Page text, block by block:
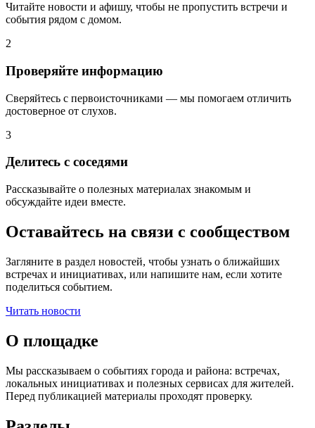
Читайте новости и афишу, чтобы не пропустить встречи и
события рядом с домом.
2
Проверяйте информацию
Сверяйтесь с первоисточниками — мы помогаем отличить
достоверное от слухов.
3
Делитесь с соседями
Рассказывайте о полезных материалах знакомым и
обсуждайте идеи вместе.
Оставайтесь на связи с сообществом
Загляните в раздел новостей, чтобы узнать о ближайших
встречах и инициативах, или напишите нам, если хотите
поделиться событием.
Читать новости
О площадке
Мы рассказываем о событиях города и района: встречах,
локальных инициативах и полезных сервисах для жителей.
Перед публикацией материалы проходят проверку.